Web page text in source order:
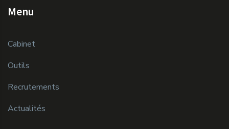
Menu
Cabinet
Outils
Recrutements
Actualités